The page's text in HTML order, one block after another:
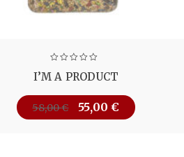
I’M A PRODUCT
58,00€ 55,00€